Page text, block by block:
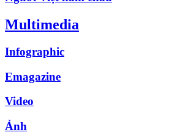
Multimedia
Infographic
Emagazine
Video
Ảnh